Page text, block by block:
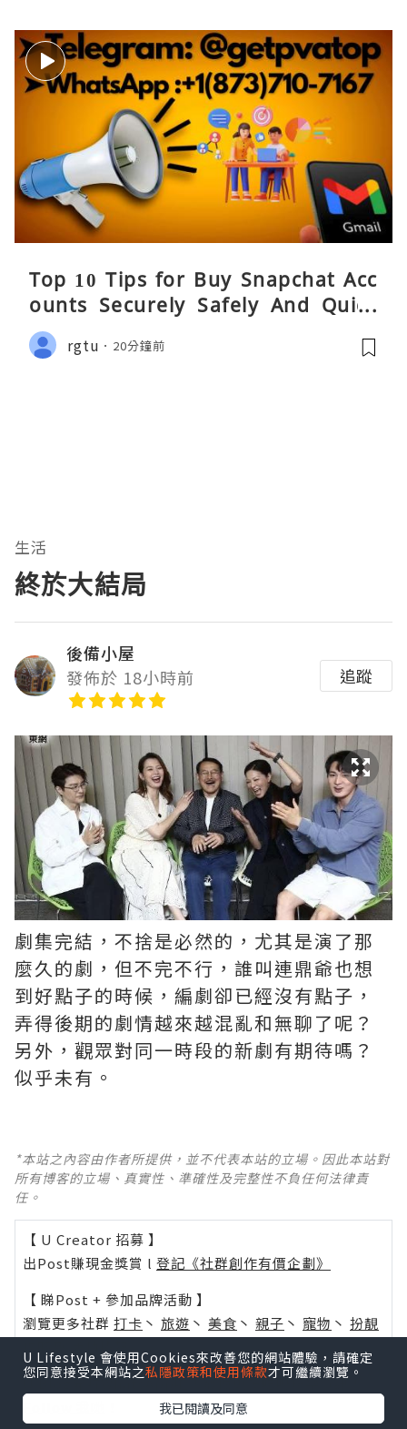
Top 10 Tips for Buy Snapchat Acc
ounts Securely Safely And Quick
y....
rgtu 20分鐘前
生活
終於大結局
後備小屋
發佈於 18小時前
追蹤
劇集完結，不捨是必然的，尤其是演了那
麼久的劇，但不完不行，誰叫連鼎爺也想
到好點子的時候，編劇卻已經沒有點子，
弄得後期的劇情越來越混亂和無聊了呢？ ​​​
另外，觀眾對同一時段的新劇有期待嗎？
似乎未有。
*本站之內容由作者所提供，並不代表本站的立場。因此本站對
所有博客的立場、真實性、準確性及完整性不負任何法律責
任。
【 U Creator 招募 】
出Post賺現金獎賞 l 登記《社群創作有價企劃》
【 睇Post + 參加品牌活動 】
瀏覽更多社群 打卡 丶 旅遊 丶 美食 丶 親子 丶 寵物 丶 扮靚
活動情報
U Blog開咗WhatsApp啦！發掘更多吃喝玩樂資訊！
U Lifestyle 會使用Cookies來改善您的網站體驗，請確定
您同意接受本網站之私隱政策和使用條款才可繼續瀏覽。
我已閱讀及同意